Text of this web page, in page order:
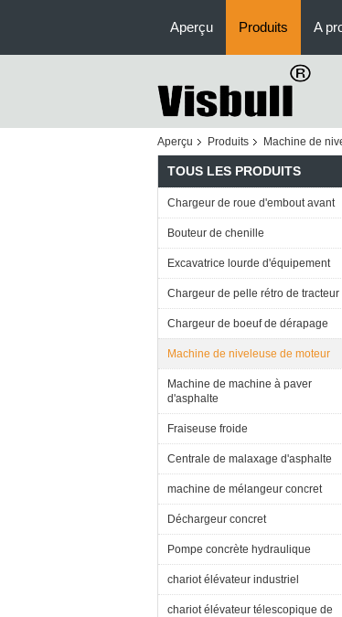
Aperçu Produits A
Aperçu Produits Machine de
TOUS LES PRODUITS
Chargeur de roue d'embout avant
Bouteur de chenille
Excavatrice lourde d'équipement
Chargeur de pelle rétro de tracteur
Chargeur de boeuf de dérapage
Machine de niveleuse de moteur
Machine de machine à paver
d'asphalte
Fraiseuse froide
Centrale de malaxage d'asphalte
machine de mélangeur concret
Déchargeur concret
Pompe concrète hydraulique
chariot élévateur industriel
chariot élévateur télescopique de